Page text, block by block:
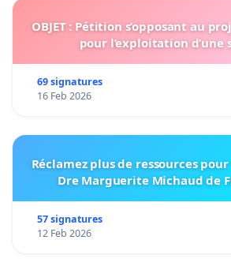
OBJET : Pétition s’opposant au
pour l’exploitation d’une
69 signatures
16 Feb 2026
Réclamez plus de ressources
Dre Marguerite Michaud de
57 signatures
12 Feb 2026